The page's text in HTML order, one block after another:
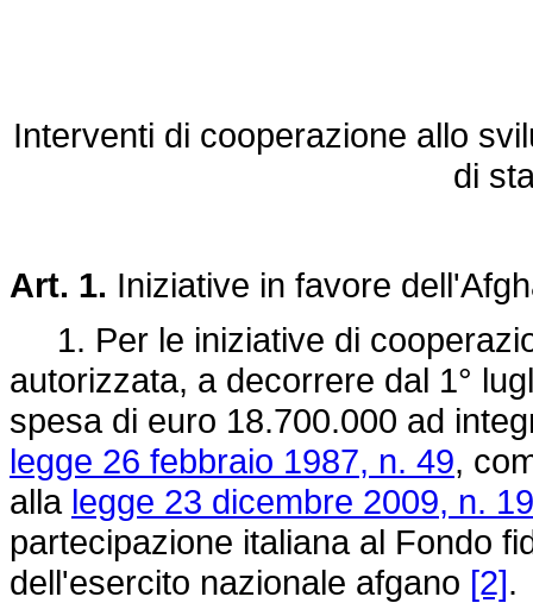
Interventi di cooperazione allo
di
Art. 1. Iniziative in favore
1. Per le iniziative di
autorizzata, a decorrere dal 1°
spesa di euro 18.700.000 ad
legge 26 febbraio 1987, n. 49,
alla legge 23 dicembre 2009, n.
partecipazione italiana al Fondo
dell'esercito nazionale afgano [2].